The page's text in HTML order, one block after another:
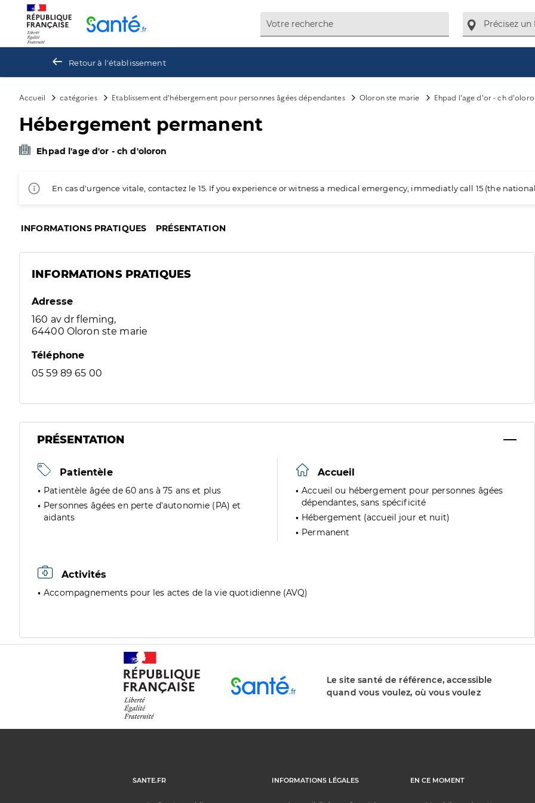
Retour à l'établissement
Accueil catégories Etablissement d'hébergement pour personnes âgées dépendantes Oloron ste marie Ehpad l'age d'or - ch
Hébergement permanent
Ehpad l'age d'or - ch d'oloron
En cas d'urgence vitale, contactez le 15. If you experience or witness a medical emergency, immediatly call 15 (the
INFORMATIONS PRATIQUES PRÉSENTATION
INFORMATIONS PRATIQUES
Adresse
160 av dr fleming,
64400 Oloron ste marie
Téléphone
05 59 89 65 00
PRÉSENTATION
Patientèle
Patientèle âgée de 60 ans à 75 ans et plus
Personnes âgées en perte d'autonomie (PA) et
aidants
Accueil
Accueil ou hébergement pour personnes âgées
dépendantes, sans spécificité
Hébergement (accueil jour et nuit)
Permanent
Activités
Accompagnements pour les actes de la vie quotidienne (AVQ)
Le site santé de référence, accessible
quand vous voulez, où vous voulez
SANTE.FR INFORMATIONS LÉGALES EN CE MOMENT
Panneau de gestion des cookies